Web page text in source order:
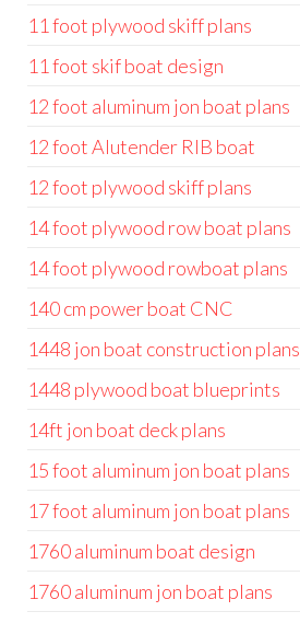
11 foot plywood skiff plans
11 foot skif boat design
12 foot aluminum jon boat plans
12 foot Alutender RIB boat
12 foot plywood skiff plans
14 foot plywood row boat plans
14 foot plywood rowboat plans
140 cm power boat CNC
1448 jon boat construction plans
1448 plywood boat blueprints
14ft jon boat deck plans
15 foot aluminum jon boat plans
17 foot aluminum jon boat plans
1760 aluminum boat design
1760 aluminum jon boat plans